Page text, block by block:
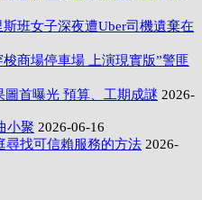
班女子深夜遭Uber司機遺棄在
商場停車場 上演現實版”警匪
首曝光 預算、工期成謎 2026-
小聚 2026-06-16
尋找可信賴服務的方法 2026-